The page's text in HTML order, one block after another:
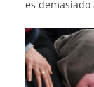
es demasiado